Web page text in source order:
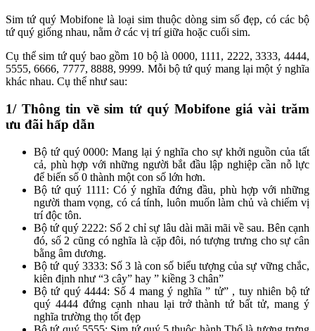
Sim tứ quý Mobifone là loại sim thuộc dòng sim số đẹp, có các bộ
tứ quý giống nhau, nằm ở các vị trí giữa hoặc cuối sim.
Cụ thể sim tứ quý bao gồm 10 bộ là 0000, 1111, 2222, 3333, 4444,
5555, 6666, 7777, 8888, 9999. Mỗi bộ tứ quý mang lại một ý nghĩa
khác nhau. Cụ thể như sau:
1/ Thông tin về sim tứ quý Mobifone giá vài trăm
ưu đãi hấp dẫn
Bộ tứ quý 0000: Mang lại ý nghĩa cho sự khởi nguồn của tất
cả, phù hợp với những người bắt đầu lập nghiệp cần nỗ lực
để biến số 0 thành một con số lớn hơn.
Bộ tứ quý 1111: Có ý nghĩa đứng đầu, phù hợp với những
người tham vọng, có cá tính, luôn muốn làm chủ và chiếm vị
trí độc tôn.
Bộ tứ quý 2222: Số 2 chỉ sự lâu dài mãi mãi về sau. Bên cạnh
đó, số 2 cũng có nghĩa là cặp đôi, nó tượng trưng cho sự cân
bằng âm dương.
Bộ tứ quý 3333: Số 3 là con số biểu tượng của sự vững chắc,
kiên định như “3 cây” hay ” kiềng 3 chân”
Bộ tứ quý 4444: Số 4 mang ý nghĩa ” tử” , tuy nhiên bộ tứ
quý 4444 đứng cạnh nhau lại trở thành tứ bất tử, mang ý
nghĩa trường thọ tốt đẹp